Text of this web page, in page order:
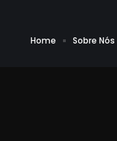
Home Sobre Nós